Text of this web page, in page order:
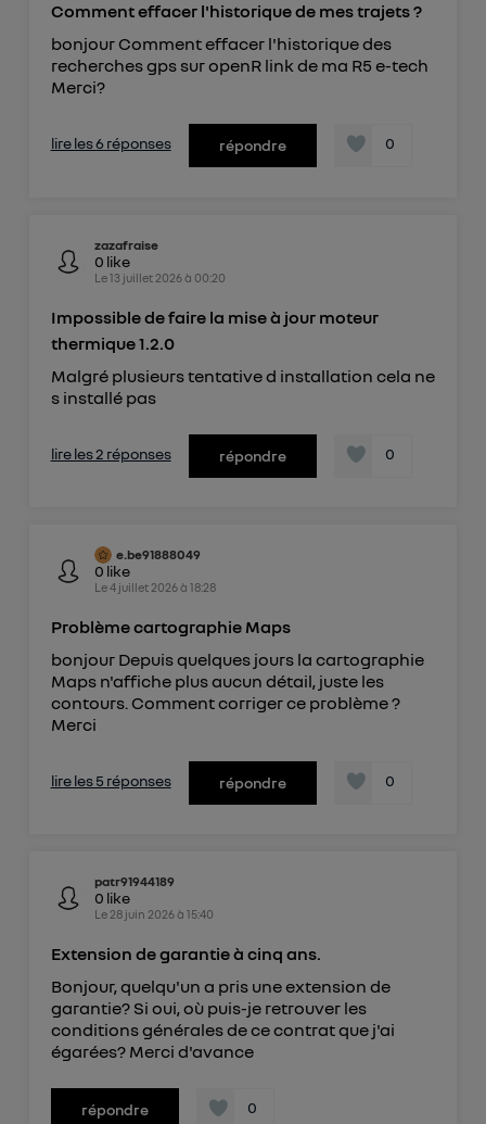
Comment effacer l'historique de mes trajets ?
bonjour Comment effacer l'historique des
recherches gps sur openR link de ma R5 e-tech
Merci?
lire les 6 réponses répondre 0
zazafraise
0 like
Le13 juillet 2026à 00:20
Impossible de faire la mise à jour moteur
thermique 1.2.0
Malgré plusieurs tentative d installation cela ne
s installé pas
lire les 2 réponses répondre 0
e.be91888049
0 like
Le4 juillet 2026à 18:28
Problème cartographie Maps
bonjour Depuis quelques jours la cartographie
Maps n'affiche plus aucun détail, juste les
contours. Comment corriger ce problème ?
Merci
lire les 5 réponses répondre 0
patr91944189
0 like
Le 28 juin 2026à 15:40
Extension de garantie à cinq ans.
Bonjour, quelqu'un a pris une extension de
garantie? Si oui, où puis-je retrouver les
conditions générales de ce contrat que j'ai
égarées? Merci d'avance
répondre 0